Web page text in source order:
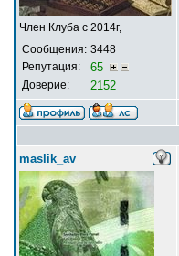
Член Клуба с 2014г,
Сообщения: 3448
Репутация:
65
Доверие: 2152
maslik_av